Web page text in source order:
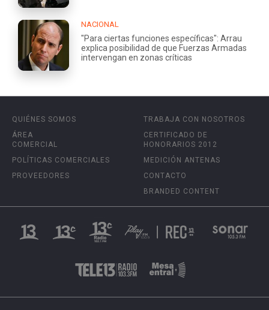
NACIONAL
"Para ciertas funciones específicas": Arrau
explica posibilidad de que Fuerzas Armadas
intervengan en zonas críticas
QUIÉNES SOMOS
ÁREA
COMERCIAL
POLÍTICAS COMERCIALES
PROVEEDORES
TRABAJA CON NOSOTROS
CERTIFICADO DE
HONORARIOS 2012
MEDICIÓN ANTENAS
CONTACTO
BRANDED CONTENT